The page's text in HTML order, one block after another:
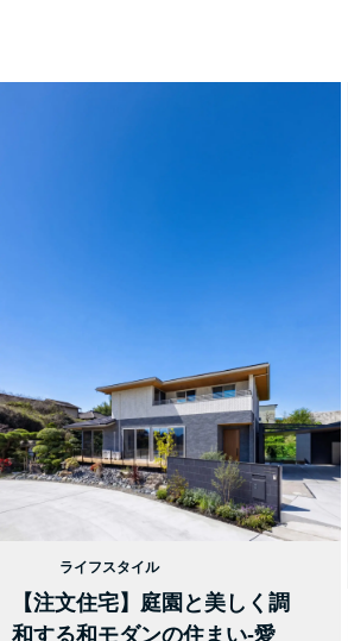
ライフスタイル
【注文住宅】庭園と美しく調
和する和モダンの住まい-愛